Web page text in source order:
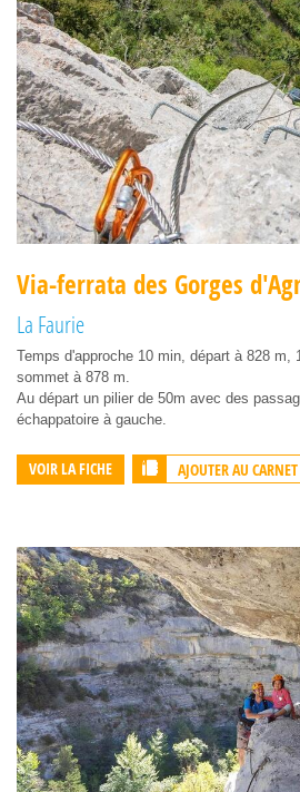
Via-ferrata des Gorges
La Faurie
Temps d'approche 10 min, départ à 828 m,
sommet à 878 m.
Au départ un pilier de 50m avec des
échappatoire à gauche.
VOIR LA FICHE AJOUTER AU